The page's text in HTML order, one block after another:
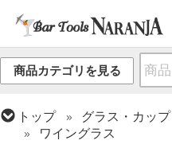
商品カテゴリを見る
トップ グラス・カップ
ワイングラス